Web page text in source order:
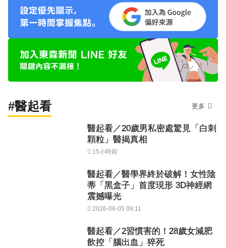
#醫起看 更多
醫起看／20歲男私密處驚見「白刺
顆粒」醫揭真相
15小時前
醫起看／醫學界終於破解！女性陰
蒂「黑盒子」首度現形 3D神經網
震撼曝光
2026-08-05 09:11
醫起看／2習慣害的！28歲女減肥
飲控「腦出血」猝死